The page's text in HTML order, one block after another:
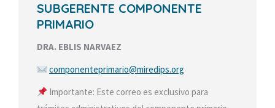
SUBGERENTE COMPONENTE
PRIMARIO
DRA. EBLIS NARVAEZ
componenteprimario@miredips.org
Importante: Este correo es exclusivo para